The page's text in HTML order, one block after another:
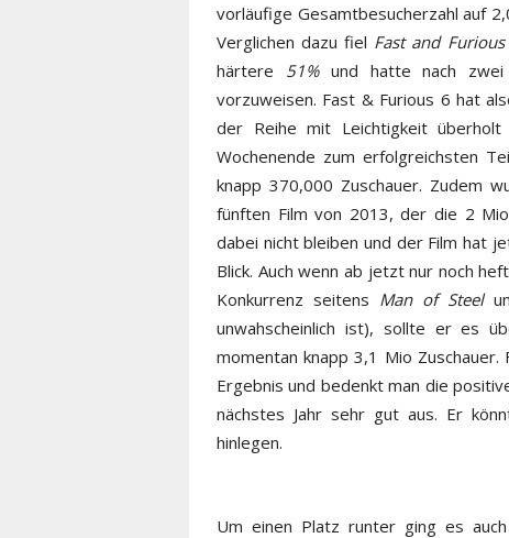
vorläufige Gesamtbesucherzahl auf
Verglichen dazu fiel Fast and Furious
härtere 51%und hatte nach zwei
vorzuweisen. Fast & Furious 6 hat
der Reihe mit Leichtigkeit
Wochenende zum erfolgreichsten
knapp 370,000 Zuschauer. Zudem
fünften Film von 2013, der die 2
dabei nicht bleiben und der Film hat
Blick. Auch wenn ab jetzt nur noch
Konkurrenz seitens Man of Steel
unwahscheinlich ist), sollte er es
momentan knapp 3,1 Mio
Ergebnis und bedenkt man die
nächstes Jahr sehr gut aus. Er
hinlegen.
Um einen Platz runter ging es